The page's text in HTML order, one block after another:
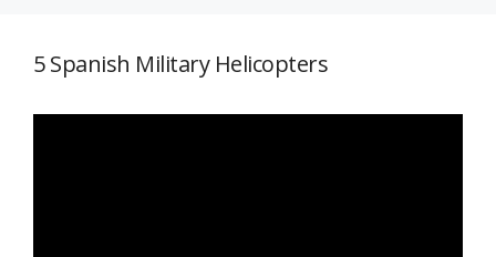
5 Spanish Military Helicopters